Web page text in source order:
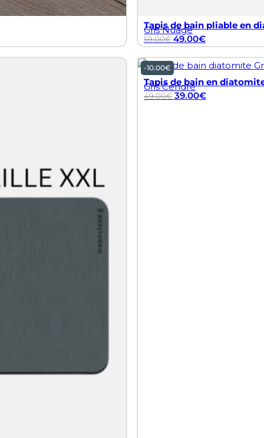
Tapis de bain pliable en
Gris Nuage
59.00€ 49.00€
-10.00€
Tapis de bain en
Gris Cendré
49.00€ 39.00€